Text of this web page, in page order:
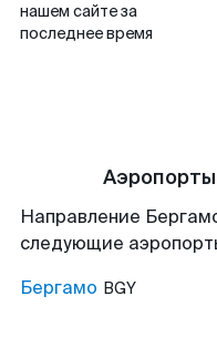
нашем сайте за
последнее время
Направление
следующие
Бергамо BGY